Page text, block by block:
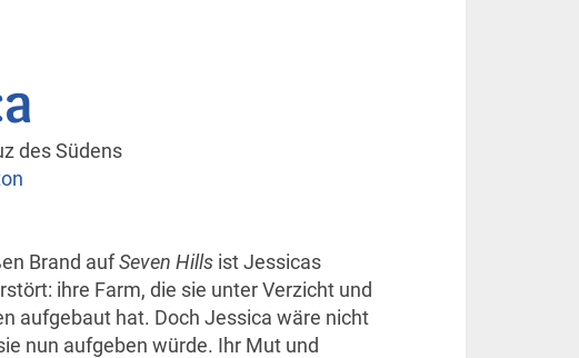
des Südens
Brand aufSeven Hills ist Jessicas
ihre Farm, die sie unter Verzicht und
aufgebaut hat. Doch Jessica wäre nicht
nun aufgeben würde. Ihr Mut und